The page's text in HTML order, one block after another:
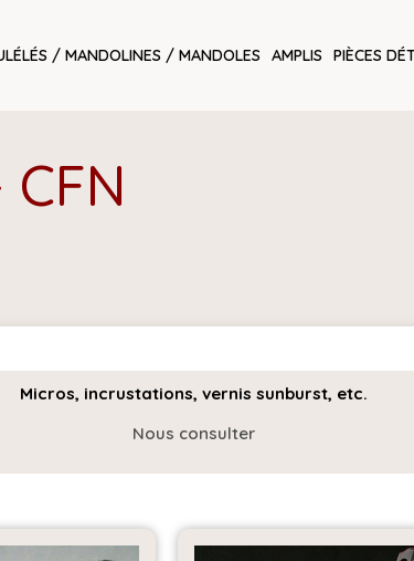
/ MANDOLINES / MANDOLES AMPLIS PIÈCES
CFN
Micros, incrustations, vernis sunburst, etc.
Nous consulter